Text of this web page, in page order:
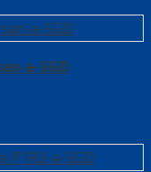
a-SGD